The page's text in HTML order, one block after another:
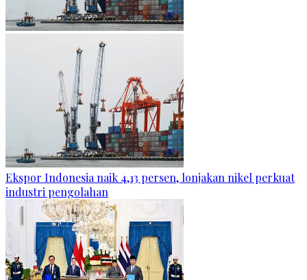
Ekspor Indonesia naik 4,13 persen, lonjakan nikel perkuat
industri pengolahan